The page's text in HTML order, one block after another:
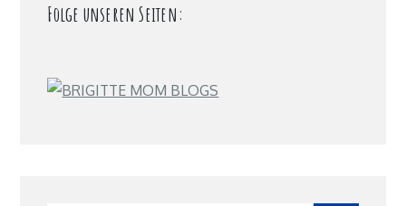
Folge unseren Seiten: